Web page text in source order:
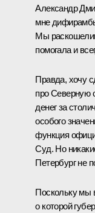
Александр
мне
Мы
помогала и
Правда, хочу
про Северную
денег за
особого
функция
Суд. Но
Петербург не
Поскольку мы
о которой